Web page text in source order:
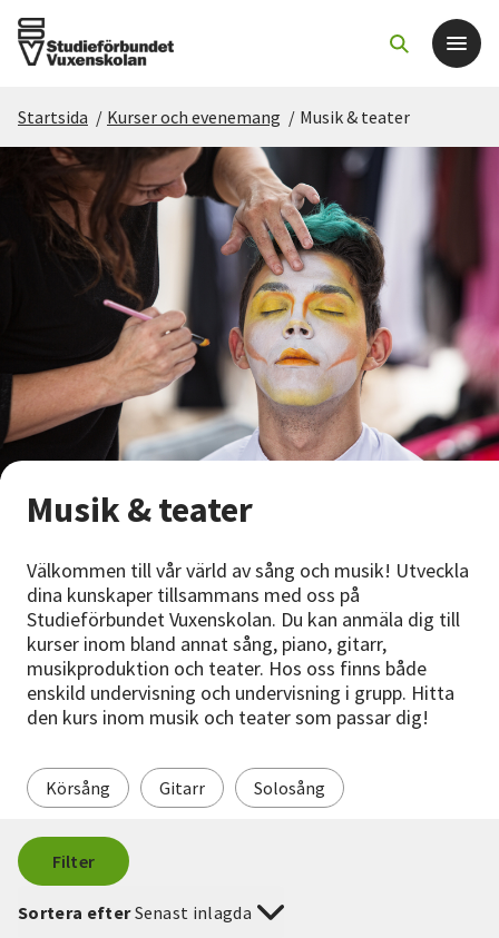
Det här gör vi
För dig som
Sök kurser och evenemang
Starta studiecirkel
Cirkelledare
Nyheter
Avdelningar
Lyssna
Startsida / Kurser och evenemang / Musik & teater
Musik & teater
Välkommen till vår värld av sång och musik! Utveckla
dina kunskaper tillsammans med oss på
Studieförbundet Vuxenskolan. Du kan anmäla dig till
kurser inom bland annat sång, piano, gitarr,
musikproduktion och teater. Hos oss finns både
enskild undervisning och undervisning i grupp. Hitta
den kurs inom musik och teater som passar dig!
Körsång Gitarr Solosång
Filter
Sortera efterSenast inlagda